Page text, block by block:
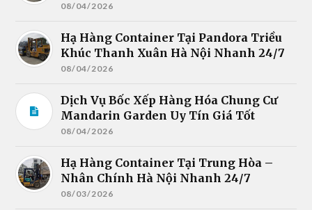
08/04/2026
Hạ Hàng Container Tại Pandora Triều
Khúc Thanh Xuân Hà Nội Nhanh 24/7
08/04/2026
Dịch Vụ Bốc Xếp Hàng Hóa Chung Cư
Mandarin Garden Uy Tín Giá Tốt
08/04/2026
Hạ Hàng Container Tại Trung Hòa –
Nhân Chính Hà Nội Nhanh 24/7
08/03/2026